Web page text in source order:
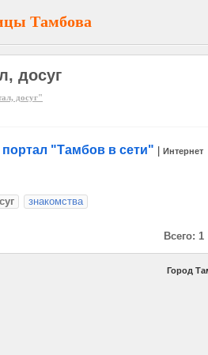
Тамбова
досуг
досуг"
"Тамбов в сети" Интернет
знакомства
Всего: 1
Город